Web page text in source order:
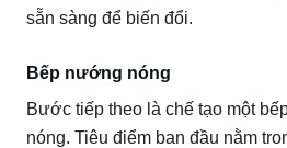
sẵn sàng để biến đổi.
Bếp nướng nóng
Bước tiếp theo là chế tạo một
nóng. Tiêu điểm ban đầu nằm